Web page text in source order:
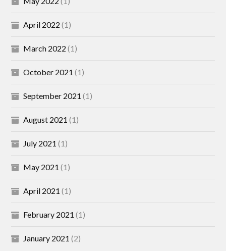
April 2022 (1)
March 2022 (1)
October 2021 (1)
September 2021 (1)
August 2021 (1)
July 2021 (1)
May 2021 (1)
April 2021 (1)
February 2021 (1)
January 2021 (2)